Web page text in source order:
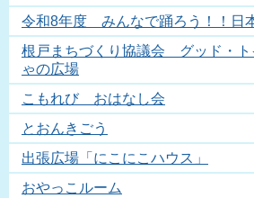
令和8年度 みんなで踊ろう！！日
根戸まちづくり協議会 グッド・ト
ゃの広場
こもれび おはなし会
とおんきごう
出張広場「にこにこハウス」
おやっこルーム